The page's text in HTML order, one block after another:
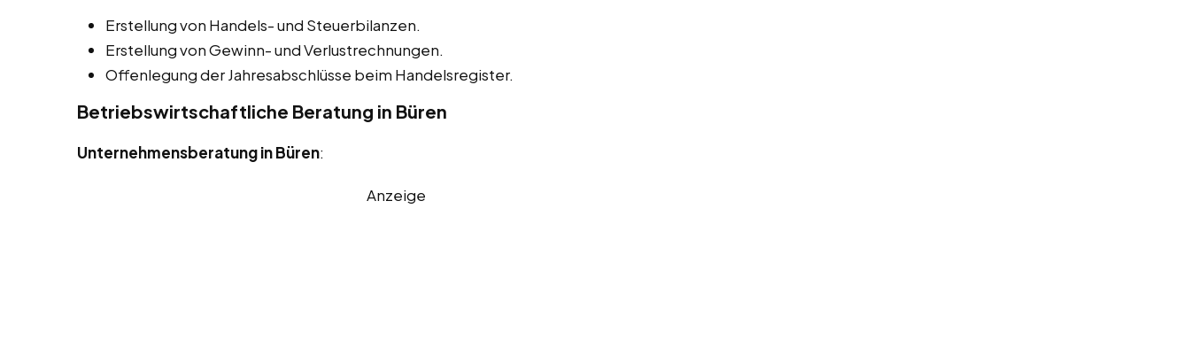
Erstellung von Handels- und Steuerbilanzen.
Erstellung von Gewinn- und Verlustrechnungen.
Offenlegung der Jahresabschlüsse beim Handelsregister.
Betriebswirtschaftliche Beratung in Büren
Unternehmensberatung in Büren:
Anzeige